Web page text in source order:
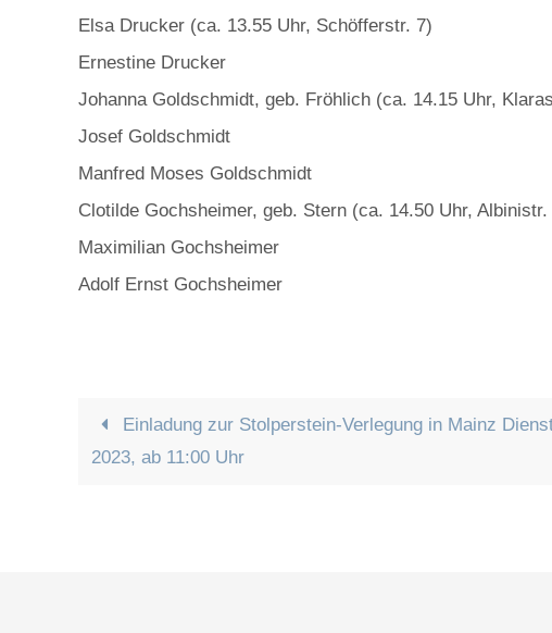
Elsa Drucker (ca. 13.55 Uhr, Schöfferstr. 7)
Ernestine Drucker
Johanna Goldschmidt, geb. Fröhlich (ca. 14.15 Uhr,
Josef Goldschmidt
Manfred Moses Goldschmidt
Clotilde Gochsheimer, geb. Stern (ca. 14.50 Uhr, Albinistr.
Maximilian Gochsheimer
Adolf Ernst Gochsheimer
Einladung zur Stolperstein-Verlegung in Mainz
2023, ab 11:00 Uhr